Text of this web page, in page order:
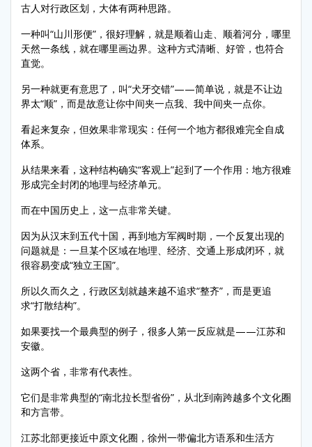
古人对行政区划，大体有两种思路。
一种叫“山川形便”，很好理解，就是顺着山走、顺着河分，哪里
天然一条线，就在哪里画边界。这种方式清晰、好管，也符合
直觉。
另一种就更有意思了，叫“犬牙交错”——简单说，就是不让边
界太“顺”，而是故意让你中间夹一点我、我中间夹一点你。
看起来复杂，但效果非常现实：任何一个地方都很难完全自成
体系。
从结果来看，这种结构确实“客观上”起到了一个作用：地方很难
形成完全封闭的地理与经济单元。
而在中国历史上，这一点非常关键。
因为从汉末到五代十国，再到地方军阀时期，一个反复出现的
问题就是：一旦某个区域在地理、经济、交通上形成闭环，就
很容易变成“独立王国”。
所以久而久之，行政区划就越来越不追求“整齐”，而是更追
求“打散结构”。
如果要找一个最典型的例子，很多人第一反应就是——江苏和
安徽。
这两个省，非常有代表性。
它们是非常典型的“南北拉长型省份”，从北到南跨越多个文化圈
和方言带。
江苏北部更接近中原文化圈，徐州一带偏北方语系和生活方